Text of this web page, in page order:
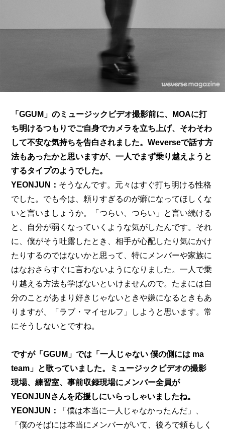
「GGUM」のミュージックビデオ撮影前に、MOAに打
ち明けるつもりでご自身でカメラを立ち上げ、そわそわ
して不安な気持ちを告白されました。Weverseで話す方
法もあったかと思いますが、一人でまず乗り越えようと
するタイプのようでした。
YEONJUN： そうなんです。元々はすぐ打ち明ける性格
でした。でも今は、頼りすぎるのが癖になってほしくな
いと言いましょうか。「つらい、つらい」と言い続ける
と、自分が弱くなっていくような気がしたんです。それ
に、僕がそう吐露したとき、相手が心配したり気にかけ
たりするのではないかと思って、特にメンバーや家族に
はなおさらすぐに言わないようになりました。一人で乗
り越える方法も学ばないといけませんので。たまには自
分のことがあまり好きじゃないときや嫌になるときもあ
りますが、「ラブ・マイセルフ」しようと思います。常
にそうしないとですね。
ですが「GGUM」では「一人じゃない 僕の側には ma
team」と歌っていました。ミュージックビデオの撮影
現場、練習室、事前収録現場にメンバー全員が
YEONJUNさんを応援しにいらっしゃいましたね。
YEONJUN：
「僕は本当に一人じゃなかったんだ」、
「僕のそばには本当にメンバーがいて、後ろで頼もしく